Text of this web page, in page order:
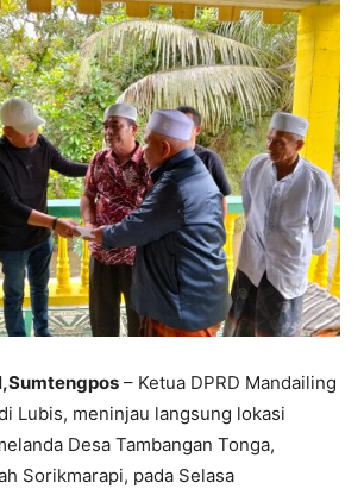
– Ketua DPRD Mandailing
Lubis, meninjau langsung lokasi
Desa Tambangan Tonga,
Sorikmarapi, pada Selasa